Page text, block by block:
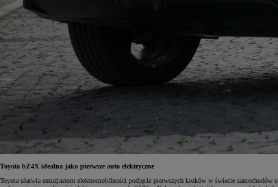
Toyota bZ4X idealna jako pierwsze auto elektryczne
Toyota ułatwia entuzjastom elektromobilności podjęcie pierwszych kroków w świecie